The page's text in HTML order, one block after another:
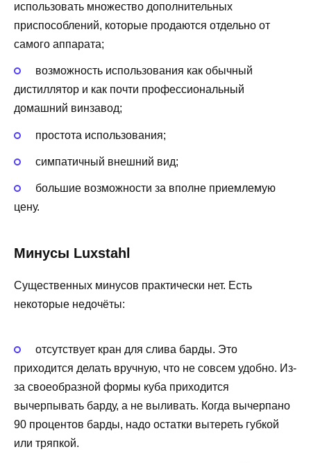
использовать множество дополнительных
приспособлений, которые продаются отдельно от
самого аппарата;
возможность использования как обычный
дистиллятор и как почти профессиональный
домашний винзавод;
простота использования;
симпатичный внешний вид;
большие возможности за вполне приемлемую
цену.
Минусы Luxstahl
Существенных минусов практически нет. Есть
некоторые недочёты:
отсутствует кран для слива барды. Это
приходится делать вручную, что не совсем удобно. Из-
за своеобразной формы куба приходится
вычерпывать барду, а не выливать. Когда вычерпано
90 процентов барды, надо остатки вытереть губкой
или тряпкой.